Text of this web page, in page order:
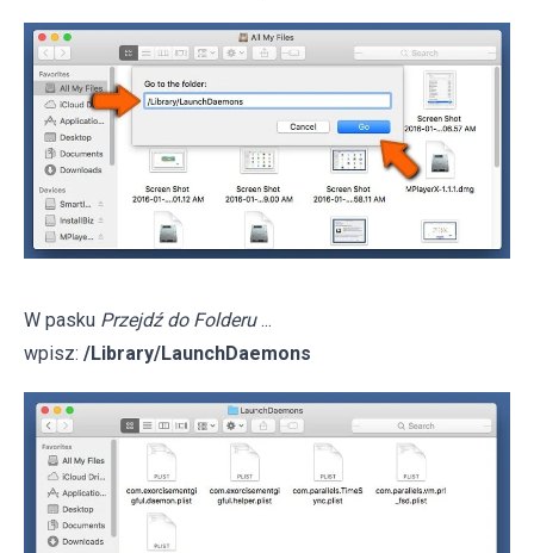
W pasku Przejdź do Folderu ...
wpisz: /Library/LaunchDaemons